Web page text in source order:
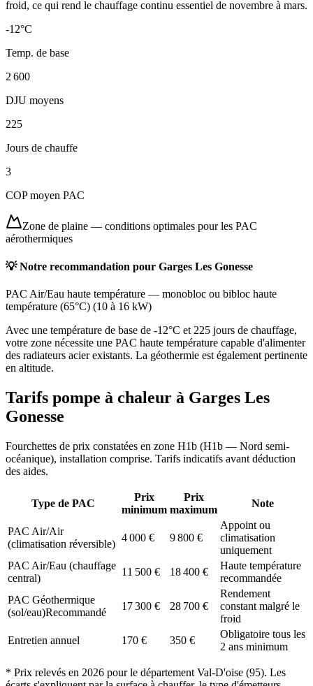
froid, ce qui rend le chauffage continu essentiel de novembre à mars.
-12°C
Temp. de base
2 600
DJU moyens
225
Jours de chauffe
3
COP moyen PAC
Zone de plaine — conditions optimales pour les PAC
aérothermiques
💡 Notre recommandation pour Garges Les Gonesse
PAC Air/Eau haute température — monobloc ou bibloc haute
température (65°C) (10 à 16 kW)
Avec une température de base de -12°C et 225 jours de chauffage,
votre zone nécessite une PAC haute température capable d'alimenter
des radiateurs acier existants. La géothermie est également pertinente
en altitude.
Tarifs pompe à chaleur à Garges Les
Gonesse
Fourchettes de prix constatées en zone H1b (H1b — Nord semi-
océanique), installation comprise. Tarifs indicatifs avant déduction
des aides.
Type de PAC
Prix
minimum
Prix
maximum
Note
PAC Air/Air
(climatisation réversible)
4 000 € 9 800 €
Appoint ou
climatisation
uniquement
PAC Air/Eau (chauffage
central)
11 500 € 18 400 €
Haute température
recommandée
PAC Géothermique
(sol/eau)Recommandé
17 300 € 28 700 €
Rendement
constant malgré le
froid
Entretien annuel
170 € 350 €
Obligatoire tous les
2 ans minimum
* Prix relevés en 2026 pour le département Val-D'oise (95). Les